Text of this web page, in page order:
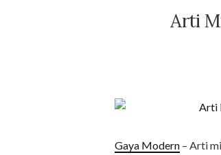
Arti
Gaya Modern – Arti